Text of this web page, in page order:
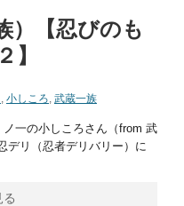
）【忍びのも
】
, 小しころ, 武蔵一族
一の小しころさん（from 武
リ（忍者デリバリー）に